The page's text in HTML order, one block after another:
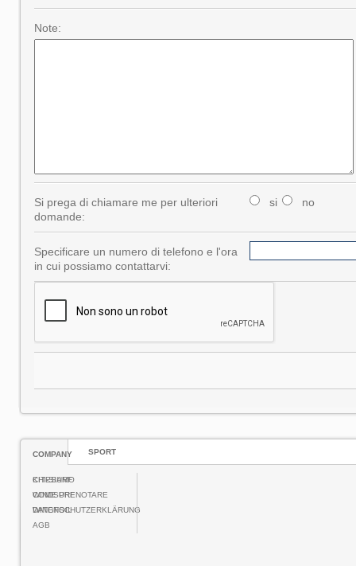
Note:
Si prega di chiamare me per ulteriori
domande:
si no
Specificare un numero di telefono e l'ora
in cui possiamo contattarvi:
COMPANY
CHI-SIAMO
COME PRENOTARE
DATENSCHUTZERKLÄRUNG
AGB
SPORT
KITESURF
WINDSURF
WINGFOIL